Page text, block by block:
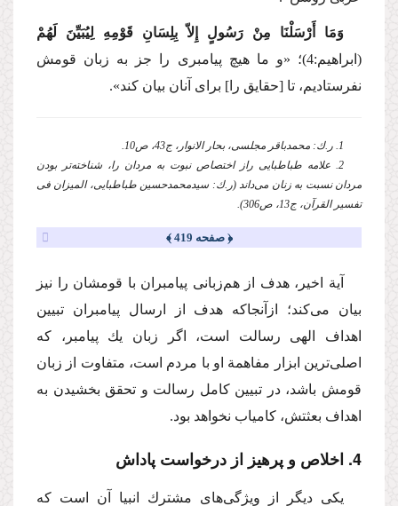
وَمَا أَرْسَلْنَا مِنْ رَسُولٍ إِلاّ بِلِسَانِ قَوْمِهِ لِیُبَیِّنَ لَهُمْ
(ابراهیم:4)؛
«و ما هیچ پیامبری را جز به زبان قومش
نفرستادیم، تا [حقایق را] برای آنان بیان كند».
1. ر.ك: محمدباقر مجلسی، بحار الانوار، ج43، ص10.
2. علامه طباطبایی راز اختصاص نبوت به مردان را، شناخته‌تر بودن
مردان نسبت به زنان می‌داند (ر.ك: سیدمحمدحسین طباطبایی، المیزان فی
تفسیر القرآن، ج13، ص306).
﴿ صفحه 419 ﴾
آیة اخیر، هدف از هم‌زبانی پیامبران با قومشان را نیز
بیان می‌كند؛ ازآنجاكه هدف از ارسال پیامبران تبیین
اهداف الهی رسالت است، اگر زبان یك پیامبر، كه
اصلی‌ترین ابزار مفاهمة او با مردم است، متفاوت از زبان
قومش باشد، در تبیین كامل رسالت و تحقق بخشیدن به
اهداف بعثتش، كامیاب نخواهد بود.
4. اخلاص و پرهیز از درخواست پاداش
یكی دیگر از ویژگی‌های مشترك انبیا آن است كه